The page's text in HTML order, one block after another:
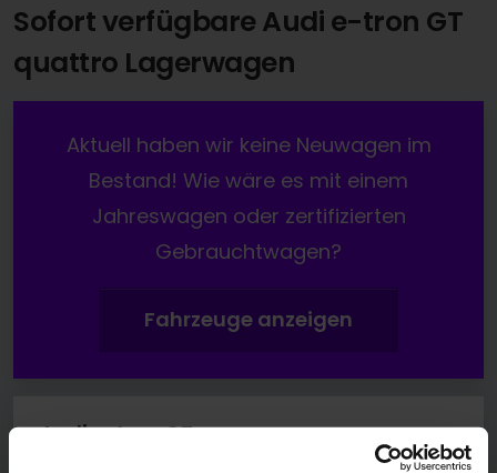
Sofort verfügbare Audi e-tron GT
quattro Lagerwagen
Aktuell haben wir keine Neuwagen im
Bestand! Wie wäre es mit einem
Jahreswagen oder zertifizierten
Gebrauchtwagen?
Fahrzeuge anzeigen
Audi e-tron GT
e-tron GT Qu. BLACK PANO WOLFRAM DYNAMIK+